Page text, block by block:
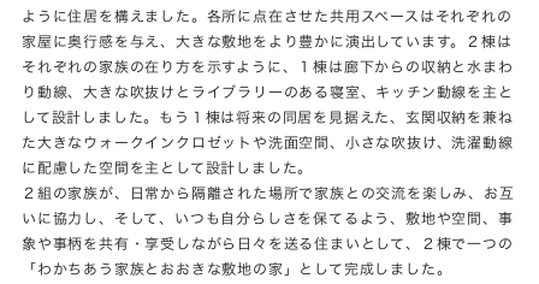
ように住居を構えました。各所に点在させた共用スペースはそれぞれの
家屋に奥行感を与え、大きな敷地をより豊かに演出しています。２棟は
それぞれの家族の在り方を示すように、１棟は廊下からの収納と水まわ
り動線、大きな吹抜けとライブラリーのある寝室、キッチン動線を主と
して設計しました。もう１棟は将来の同居を見据えた、玄関収納を兼ね
た大きなウォークインクロゼットや洗面空間、小さな吹抜け、洗濯動線
に配慮した空間を主として設計しました。
２組の家族が、日常から隔離された場所で家族との交流を楽しみ、お互
いに協力し、そして、いつも自分らしさを保てるよう、敷地や空間、事
象や事柄を共有・享受しながら日々を送る住まいとして、２棟で一つの
「わかちあう家族とおおきな敷地の家」として完成しました。